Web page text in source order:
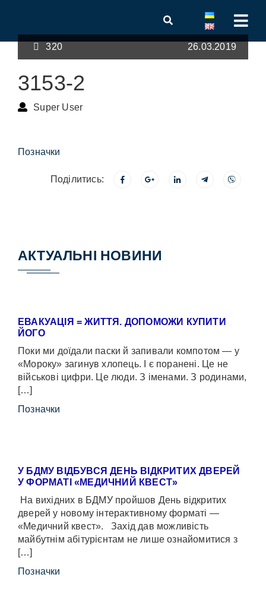
320 26.03.2019
3153-2
Super User
Позначки
Поділитись:
АКТУАЛЬНІ НОВИНИ
ЕВАКУАЦІЯ = ЖИТТЯ. ДОПОМОЖИ КУПИТИ
ЙОГО
Поки ми доїдали паски й запивали компотом — у
«Мороку» загинув хлопець. І є поранені. Це не
військові цифри. Це люди. З іменами. З родинами,
[…]
Позначки
У БДМУ ВІДБУВСЯ ДЕНЬ ВІДКРИТИХ ДВЕРЕЙ
У ФОРМАТІ «МЕДИЧНИЙ КВЕСТ»
На вихідних в БДМУ пройшов День відкритих
дверей у новому інтерактивному форматі —
«Медичний квест». Захід дав можливість
майбутнім абітурієнтам не лише ознайомитися з
[…]
Позначки